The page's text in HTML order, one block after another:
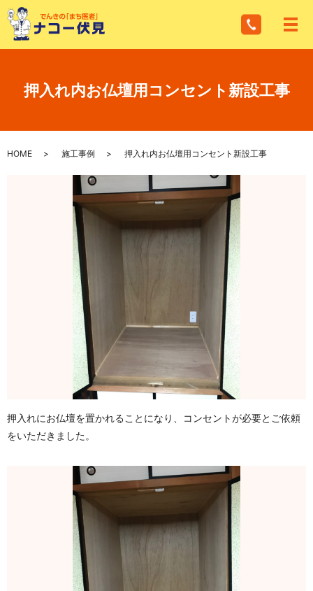
メ
押入れ内お仏壇用コンセント新設工事
HOME 施工事例 押入れ内お仏壇用コンセント新設工事
押入れにお仏壇を置かれることになり、コンセントが必要とご依頼
をいただきました。